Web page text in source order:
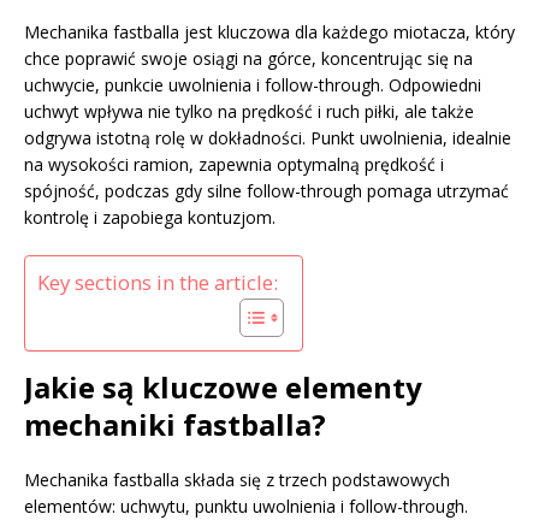
Mechanika fastballa jest kluczowa dla każdego miotacza, który
chce poprawić swoje osiągi na górce, koncentrując się na
uchwycie, punkcie uwolnienia i follow-through. Odpowiedni
uchwyt wpływa nie tylko na prędkość i ruch piłki, ale także
odgrywa istotną rolę w dokładności. Punkt uwolnienia, idealnie
na wysokości ramion, zapewnia optymalną prędkość i
spójność, podczas gdy silne follow-through pomaga utrzymać
kontrolę i zapobiega kontuzjom.
Key sections in the article:
Jakie są kluczowe elementy
mechaniki fastballa?
Mechanika fastballa składa się z trzech podstawowych
elementów: uchwytu, punktu uwolnienia i follow-through.